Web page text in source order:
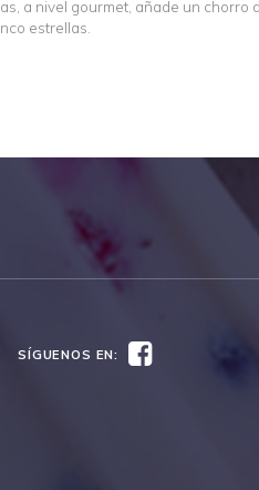
a nivel gourmet, añade un
estrellas.
SÍGUENOS EN: Facebook